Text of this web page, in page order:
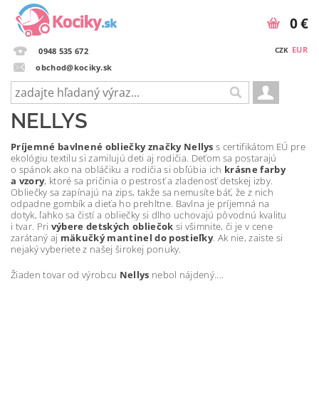
0948 535 672
obchod@kociky.sk
CZK EUR
0 €
NELLYS
Príjemné bavlnené obliečky značky Nellys s certifikátom EÚ pre
ekológiu textilu si zamilujú deti aj rodičia. Deťom sa postarajú
o spánok ako na obláčiku a rodičia si obľúbia ich krásne farby
a vzory, ktoré sa pričinia o pestrosť a zladenosť detskej izby.
Obliečky sa zapínajú na zips, takže sa nemusíte báť, že z nich
odpadne gombík a dieťa ho prehltne. Bavlna je príjemná na
dotyk, ľahko sa čistí a obliečky si dlho uchovajú pôvodnú kvalitu
i tvar. Pri výbere detských obliečok si všimnite, či je v cene
zarátaný aj mäkučký mantinel do postieľky. Ak nie, zaiste si
nejaký vyberiete z našej širokej ponuky.
Žiaden tovar od výrobcu Nellys nebol nájdený....